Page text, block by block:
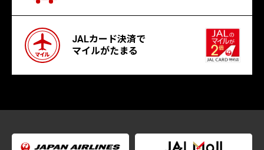
JALカード決済で
マイルがたまる